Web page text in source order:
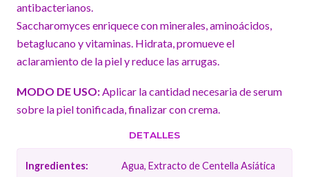
antibacterianos.
Saccharomyces enriquece con minerales, aminoácidos,
betaglucano y vitaminas. Hidrata, promueve el
aclaramiento de la piel y reduce las arrugas.
MODO DE USO:Aplicar la cantidad necesaria de serum
sobre la piel tonificada, finalizar con crema.
DETALLES
Ingredientes:
Agua, Extracto de Centella Asiática